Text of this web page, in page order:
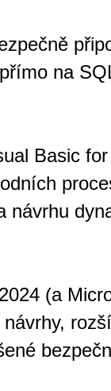
na
Basic
návrhu
(a